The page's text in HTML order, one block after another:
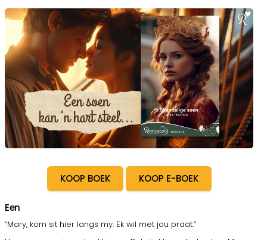
BEKENDSTELLINGS
ROMANZA
OOR LAPA
KONTAK ONS
KOOP BOEK KOOP E-BOEK
Een
“Mary, kom sit hier langs my. Ek wil met jou praat.”